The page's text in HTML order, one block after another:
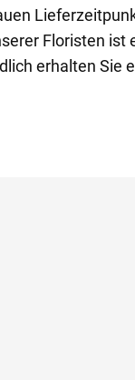
Floristen
erhalten Sie